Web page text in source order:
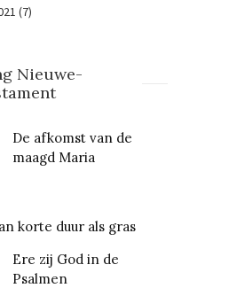
(7)
Nieuwe-
De afkomst van de
maagd Maria
korte duur als gras
Ere zij God in de
Psalmen